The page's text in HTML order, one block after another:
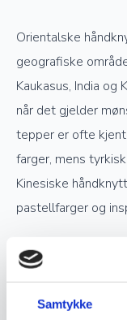
Samtykke
Orientalske
geografiske
Kaukasus, India
når det gjelder
tepper er ofte
farger, mens
Kinesiske
pastellfarger og
Ekte